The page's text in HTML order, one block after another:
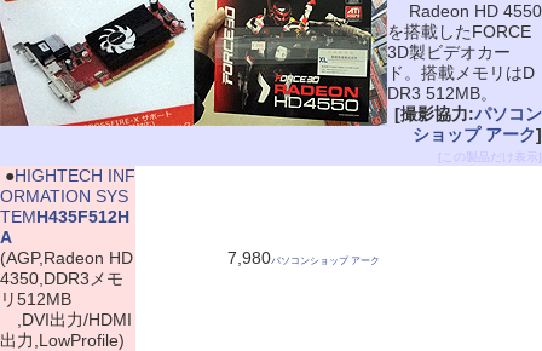
Radeon HD 4550
を搭載したFORCE
3D製ビデオカー
ド。搭載メモリはD
DR3 512MB。
[撮影協力:パソコン
ショップ アーク]
[この製品だけ表示]
●HIGHTECH INF
ORMATION SYS
TEMH435F512H
A
(AGP,Radeon HD
4350,DDR3メモ
リ512MB
,DVI出力/HDMI
出力,LowProfile)
7,980パソコンショップ アーク